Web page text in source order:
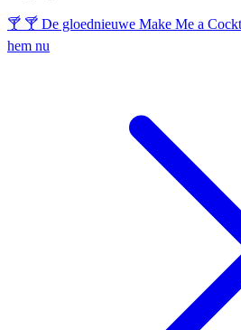
🍸 🍸 De gloednieuwe Make Me a
hem nu